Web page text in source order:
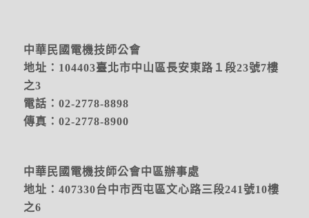
中華民國電機技師公會
地址：104403臺北市中山區長安東路１段23號7樓
之3
電話：02-2778-8898
傳真：02-2778-8900
中華民國電機技師公會中區辦事處
地址： 407330台中市西屯區文心路三段241號10樓
之6